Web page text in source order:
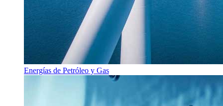
Energías de Petróleo y Gas